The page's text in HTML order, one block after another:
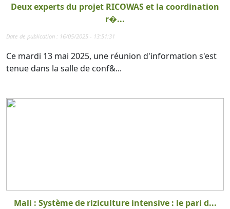
Deux experts du projet RICOWAS et la coordination
r�...
Date de publication : 16/05/2025 - 13:51:31
Ce mardi 13 mai 2025, une réunion d'information s'est
tenue dans la salle de conf&...
Mali : Système de riziculture intensive : le pari d...